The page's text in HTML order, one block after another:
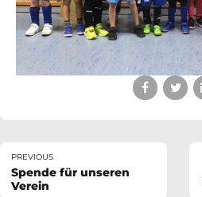
PREVIOUS
Spende für unseren
Verein